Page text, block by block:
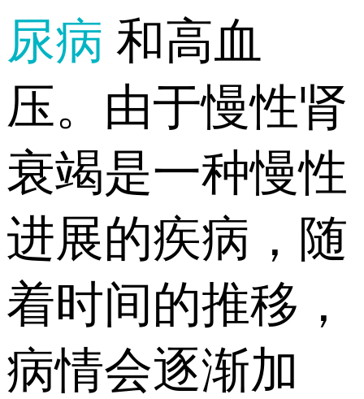
尿病 和高血
压。由于慢性肾
衰竭是一种慢性
进展的疾病，随
着时间的推移，
病情会逐渐加